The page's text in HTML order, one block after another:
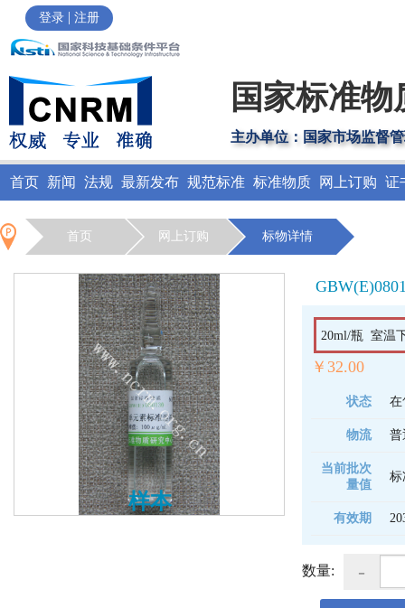
登录 | 注册
国家标准
主办单位：国家市场监督
首页 新闻 法规 最新发布 规范标准 标准物质 网上订购 证
首页 网上订购 标物详情
样本
20ml/瓶 室温
￥32.00
状态 在
物流 普
当前批次
量值
标
有效期
数量: -